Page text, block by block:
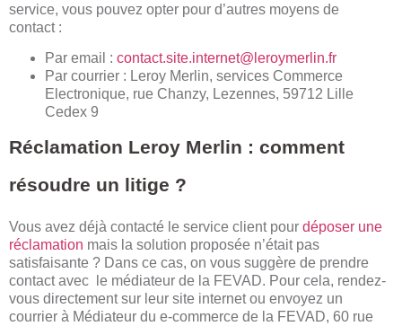
service, vous pouvez opter pour d’autres moyens de
contact :
Par email : contact.site.internet@leroymerlin.fr
Par courrier : Leroy Merlin, services Commerce
Electronique, rue Chanzy, Lezennes, 59712 Lille
Cedex 9
Réclamation Leroy Merlin : comment
résoudre un litige ?
Vous avez déjà contacté le service client pour déposer une
réclamation mais la solution proposée n’était pas
satisfaisante ? Dans ce cas, on vous suggère de prendre
contact avec le médiateur de la FEVAD. Pour cela, rendez-
vous directement sur leur site internet ou envoyez un
courrier à Médiateur du e-commerce de la FEVAD, 60 rue